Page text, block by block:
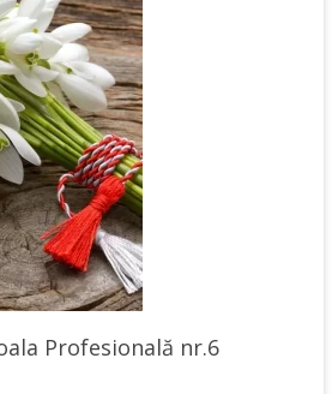
Profesională nr.6